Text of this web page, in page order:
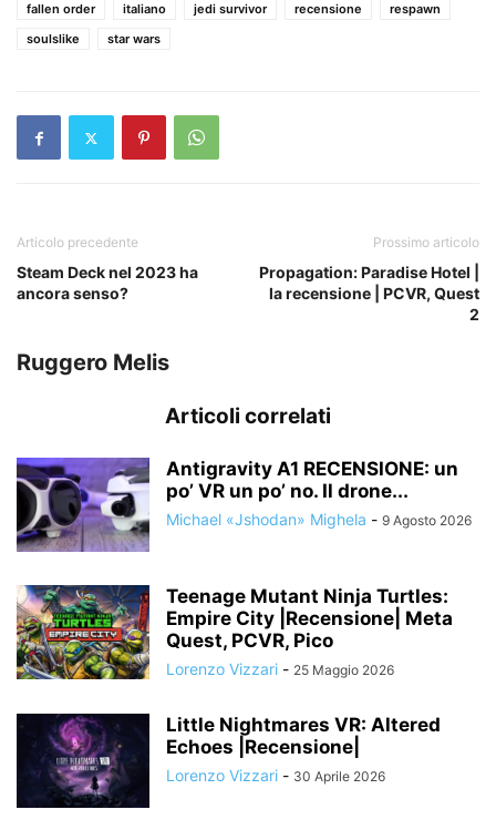
fallen order
italiano jedi survivor recensione
respawn
soulslike
star wars
Articolo precedente
Steam Deck nel 2023 ha
ancora senso?
Prossimo articolo
Propagation: Paradise Hotel |
la recensione | PCVR, Quest
2
Ruggero Melis
Articoli correlati
Antigravity A1 RECENSIONE: un
po’ VR un po’ no. Il drone...
Michael «Jshodan» Mighela - 9 Agosto 2026
Teenage Mutant Ninja Turtles:
Empire City |Recensione| Meta
Quest, PCVR, Pico
Lorenzo Vizzari - 25 Maggio 2026
Little Nightmares VR: Altered
Echoes |Recensione|
Lorenzo Vizzari - 30 Aprile 2026